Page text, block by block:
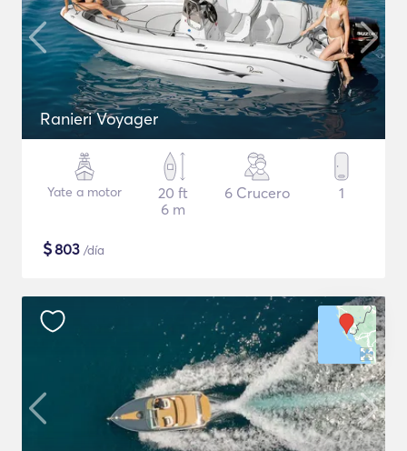
Ranieri Voyager
Yate a motor
20 ft
6 m
6 Crucero 1
$803 /día